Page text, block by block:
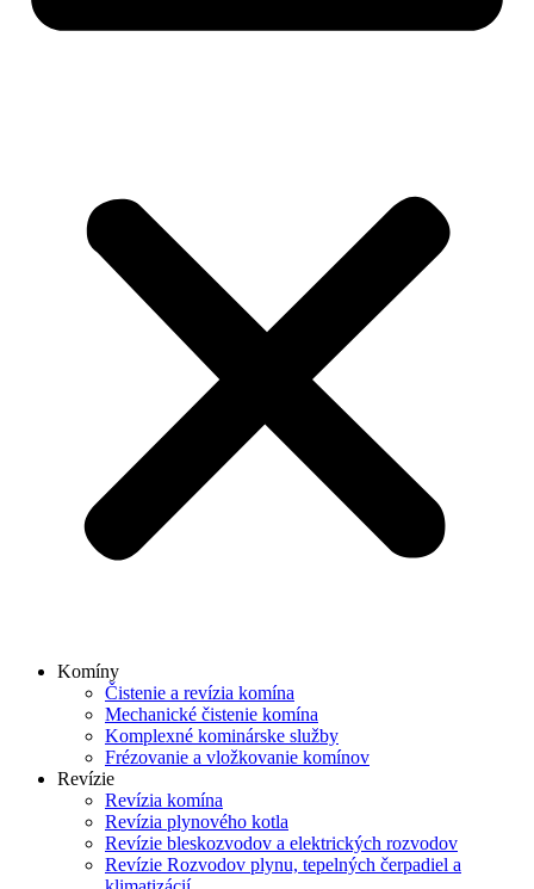
Komíny
Čistenie a revízia komína
Mechanické čistenie komína
Komplexné kominárske služby
Frézovanie a vložkovanie komínov
Revízie
Revízia komína
Revízia plynového kotla
Revízie bleskozvodov a elektrických rozvodov
Revízie Rozvodov plynu, tepelných čerpadiel a